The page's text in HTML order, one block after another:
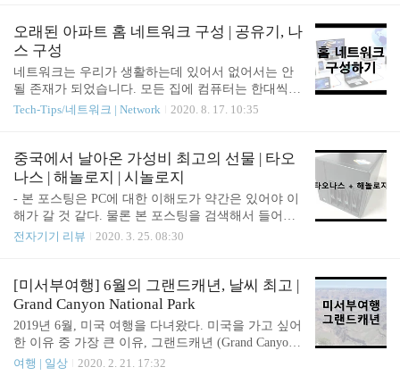
지 애를 쓰고 싶지는 않았다. 그러다가 발견을 한 것
이 '도어스토퍼' ... 이게 한글로 하려니까 애매..
종일 사용하는 마우스로 인해서 손목이 아파지고 (손
목터널증후군) 원인을 찾게 되다보면 그 중 원인은
마우스에 있을 수 있습니다. 그러니까 인체공학 마우
스도 많이 출시되곤 하구요. 그만큼 마우스 선택은
중요할 수 있는데요, 저도 여러가지 마우스를 많이
사용해봤지만 그 중 마음에 드는 인생 마우스가 있어
우스는 마이크로소프트의 스컬프트 어고노믹 마우스
를 4년 이상 사용하였고, 그 이후에 로지텍으로 넘어
가면서 M7..
오래된 아파트 홈 네트워크 구성 | 공유기, 나
스 구성
네트워크는 우리가 생활하는데 있어서 없어서는 안
될 존재가 되었습니다. 모든 집에 컴퓨터는 한대씩
있고 컴퓨터 뿐만 아니라 스마트폰, 태블릿 등도 있
제는 무선 네트워크도 유선 못지않게 속도도 빨라지
고 편리하게 인터넷을 사용할 수 있습니다. 많은 사
람들이 집 인터넷 구조를 구성하는데 어려움을 느낍
니다 사실 공유기 하나만 잘 설정하고 놓으면 편하게
홈 네트워크를 구성할 수 있는데 그 처음 구성이 사
실 네트워크에 대한 간단한 지식이 없다면 그 조차
어떻게 네트워크를 구성하였는지에 대하여 소개해드
리려 합니다. 먼저, 저희 집은 이제 20년이 되어가는
아파트로, 요..
Tech-Tips/네트워크 | Network 2020. 8. 17. 10:35
중국에서 날아온 가성비 최고의 선물 | 타오
나스 | 해놀로지 | 시놀로지
- 본 포스팅은 PC에 대한 이해도가 약간은 있어야 이
해가 갈 것 같다. 물론 본 포스팅을 검색해서 들어왔
고 타오나스를 알기 때문에 검색해서 들어왔을 거라
ory로는, 중국에서 채굴 용도로 사용하던 수많은 베
어본 PC들이 있었는데 사기를 당했는지 망했는지는
모르지만 채굴용으로 사용하던 베어본 PC들이 대거
등장하게 되었다. 채굴에 사용되던 HDD는 제거되고
간단한 청소를 하여 타오바오를 통하여 판매되기 시
작하였다. 채굴용이기 때문에 막 다뤄졌기 때문에 뽑
전자기기 리뷰 2020. 3. 25. 08:30
[미서부여행] 6월의 그랜드캐년, 날씨 최고 |
Grand Canyon National Park
2019년 6월, 미국 여행을 다녀왔다. 미국을 가고 싶어
한 이유 중 가장 큰 이유, 그랜드캐년 (Grand Canyon)
을 보고 싶어서였다. 그래서 자연스럽게 미서부로 정
여행 | 일상 2020. 2. 21. 17:32